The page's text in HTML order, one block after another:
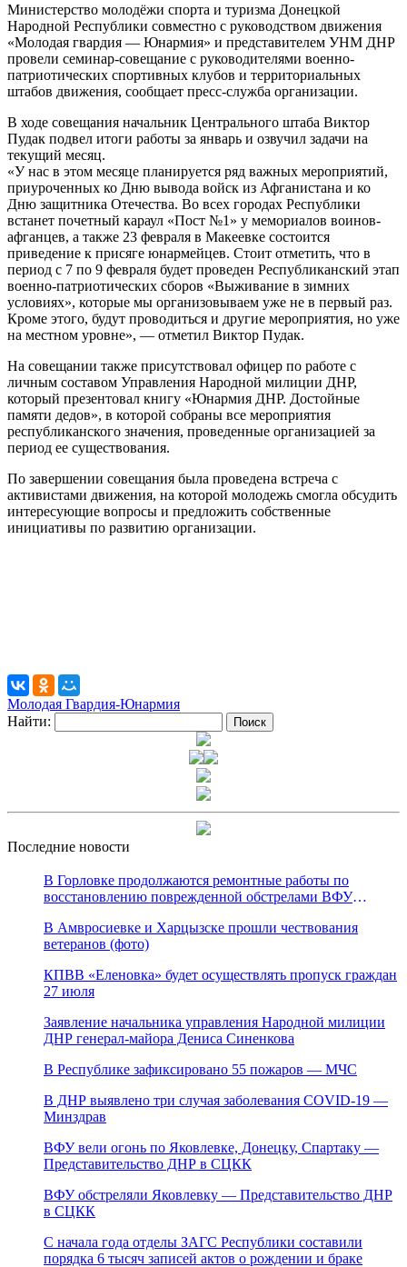
Министерство молодёжи спорта и туризма Донецкой
Народной Республики совместно с руководством движения
«Молодая гвардия — Юнармия» и представителем УНМ ДНР
провели семинар-совещание с руководителями военно-
патриотических спортивных клубов и территориальных
штабов движения, сообщает пресс-служба организации.
В ходе совещания начальник Центрального штаба Виктор
Пудак подвел итоги работы за январь и озвучил задачи на
текущий месяц.
«У нас в этом месяце планируется ряд важных мероприятий,
приуроченных ко Дню вывода войск из Афганистана и ко
Дню защитника Отечества. Во всех городах Республики
встанет почетный караул «Пост №1» у мемориалов воинов-
афганцев, а также 23 февраля в Макеевке состоится
приведение к присяге юнармейцев. Стоит отметить, что в
период с 7 по 9 февраля будет проведен Республиканский этап
военно-патриотических сборов «Выживание в зимних
условиях», которые мы организовываем уже не в первый раз.
Кроме этого, будут проводиться и другие мероприятия, но уже
на местном уровне», — отметил Виктор Пудак.
На совещании также присутствовал офицер по работе с
личным составом Управления Народной милиции ДНР,
который презентовал книгу «Юнармия ДНР. Достойные
памяти дедов», в которой собраны все мероприятия
республиканского значения, проведенные организацией за
период ее существования.
По завершении совещания была проведена встреча с
активистами движения, на которой молодежь смогла обсудить
интересующие вопросы и предложить собственные
инициативы по развитию организации.
Молодая Гвардия-Юнармия
Найти:
Последние новости
В Горловке продолжаются ремонтные работы по
восстановлению поврежденной обстрелами ВФУ
В Амвросиевке и Харцызске прошли чествования
ветеранов (фото)
КПВВ «Еленовка» будет осуществлять пропуск граждан
27 июля
Заявление начальника управления Народной милиции
ДНР генерал-майора Дениса Синенкова
В Республике зафиксировано 55 пожаров — МЧС
В ДНР выявлено три случая заболевания COVID-19 —
Минздрав
ВФУ вели огонь по Яковлевке, Донецку, Спартаку —
Представительство ДНР в СЦКК
ВФУ обстреляли Яковлевку — Представительство ДНР
в СЦКК
С начала года отделы ЗАГС Республики составили
порядка 6 тысяч записей актов о рождении и браке